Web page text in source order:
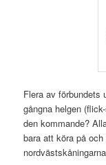
Flera av förbundets
gångna helgen
den kommande?
bara att köra på